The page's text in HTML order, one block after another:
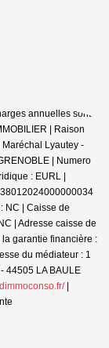
annuelles sont
| Raison
Lyautey -
| Numero
: EURL |
NC | Caisse de
| Adresse caisse de
garantie financière :
du médiateur : 1
44505 LA BAULE
|